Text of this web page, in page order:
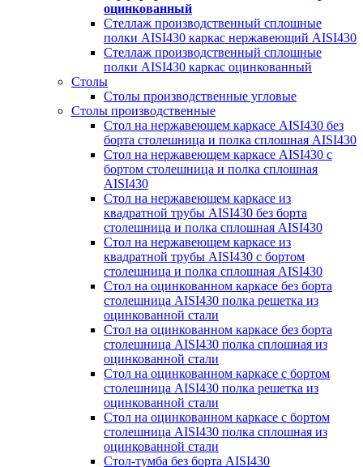
оцинкованный
Стеллаж производственный сплошные
полки AISI430 каркас нержавеющий AISI430
Стеллаж производственный сплошные
полки AISI430 каркас оцинкованный
Столы
Столы производственные угловые
Столы производственные
Стол на нержавеющем каркасе AISI430 без
борта столешница и полка сплошная AISI430
Стол на нержавеющем каркасе AISI430 с
бортом столешница и полка сплошная
AISI430
Стол на нержавеющем каркасе из
квадратной трубы AISI430 без борта
столешница и полка сплошная AISI430
Стол на нержавеющем каркасе из
квадратной трубы AISI430 с бортом
столешница и полка сплошная AISI430
Стол на оцинкованном каркасе без борта
столешница AISI430 полка решетка из
оцинкованной стали
Стол на оцинкованном каркасе без борта
столешница AISI430 полка сплошная из
оцинкованной стали
Стол на оцинкованном каркасе с бортом
столешница AISI430 полка решетка из
оцинкованной стали
Стол на оцинкованном каркасе с бортом
столешница AISI430 полка сплошная из
оцинкованной стали
Стол-тумба без борта AISI430